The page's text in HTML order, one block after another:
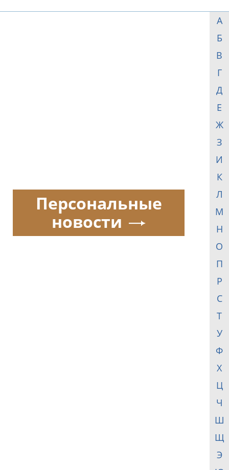
А
Б
В
Г
Д
Е
Ж
З
И
К
Л
М
Н
О
П
Р
С
Т
У
Ф
Х
Ц
Ч
Ш
Щ
Э
Персональные
новости